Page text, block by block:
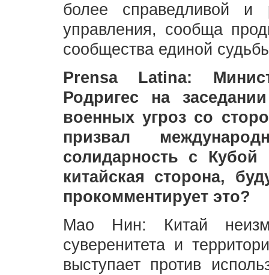
более справедливой и
управления, сообща
сообщества единой
Prensa Latina:
Родригес на
военных угроз со
призвал
солидарность с
китайская сторона,
прокомментирует это?
Мао Нин: Китай
суверенитета и
выступает против